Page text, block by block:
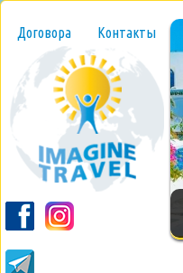
Договора Контакты